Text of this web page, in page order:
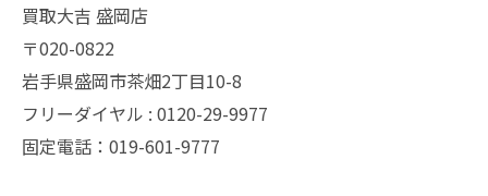
買取大吉 盛岡店
〒020-0822
岩手県盛岡市茶畑2丁目10-8
フリーダイヤル : 0120-29-9977
固定電話：019-601-9777